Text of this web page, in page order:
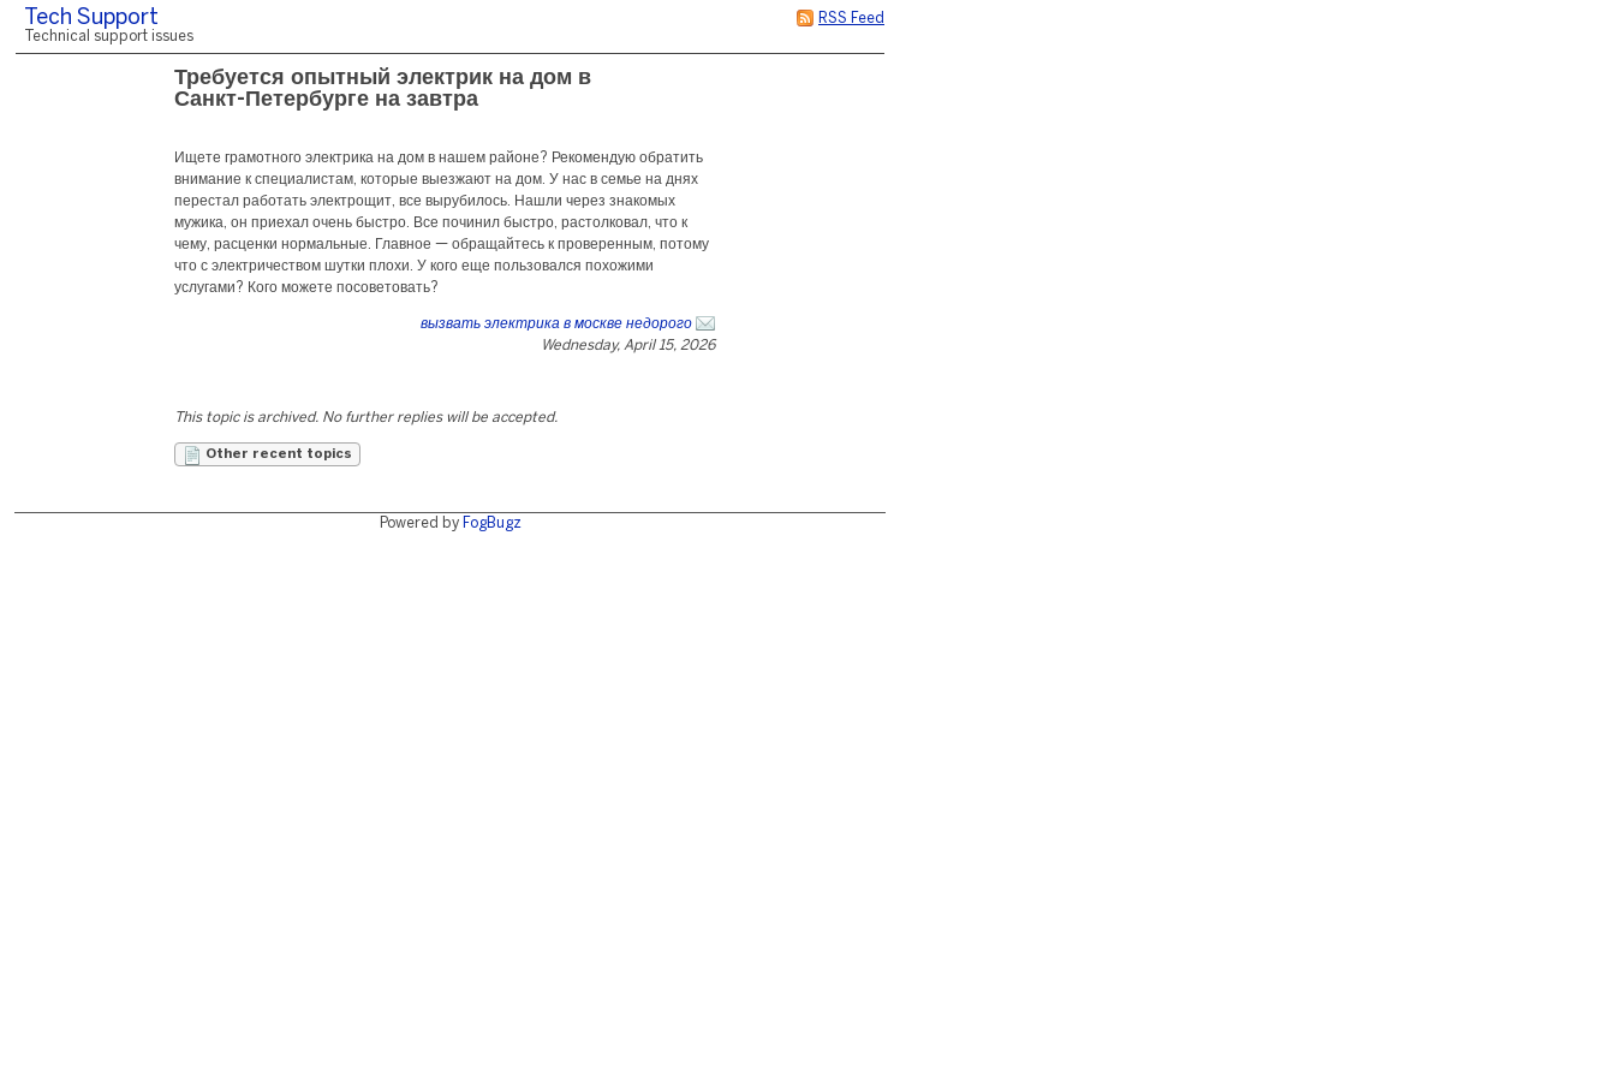
RSS Feed
Tech Support
Technical support issues
Требуется опытный электрик на дом в
Санкт-Петербурге на завтра
Ищете грамотного электрика на дом в нашем районе? Рекомендую обратить
внимание к специалистам, которые выезжают на дом. У нас в семье на днях
перестал работать электрощит, все вырубилось. Нашли через знакомых
мужика, он приехал очень быстро. Все починил быстро, растолковал, что к
чему, расценки нормальные. Главное — обращайтесь к проверенным, потому
что с электричеством шутки плохи. У кого еще пользовался похожими
услугами? Кого можете посоветовать?
вызвать электрика в москве недорого
Wednesday, April 15, 2026
This topic is archived. No further replies will be accepted.
Other recent topics
Powered by FogBugz